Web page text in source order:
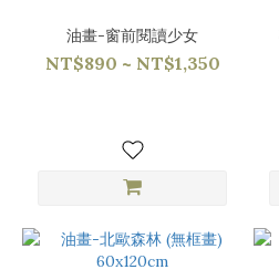
油畫-窗前閱讀少女
NT$890 ~ NT$1,350